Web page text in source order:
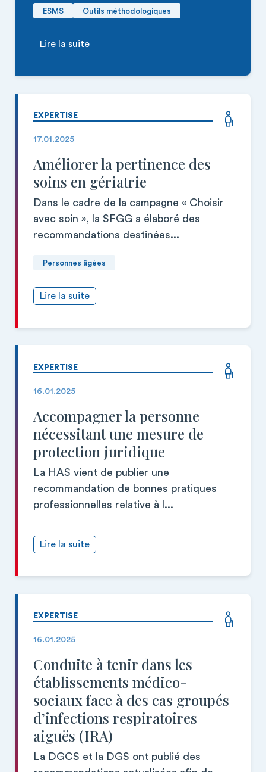
ESMS Outils méthodologiques
Lire la suite
EXPERTISE
17.01.2025
Améliorer la pertinence des
soins en gériatrie
Dans le cadre de la campagne « Choisir
avec soin », la SFGG a élaboré des
recommandations destinées...
Personnes âgées
Lire la suite
EXPERTISE
16.01.2025
Accompagner la personne
nécessitant une mesure de
protection juridique
La HAS vient de publier une
recommandation de bonnes pratiques
professionnelles relative à l...
Lire la suite
EXPERTISE
16.01.2025
Conduite à tenir dans les
établissements médico-
sociaux face à des cas groupés
d’infections respiratoires
aiguës (IRA)
La DGCS et la DGS ont publié des